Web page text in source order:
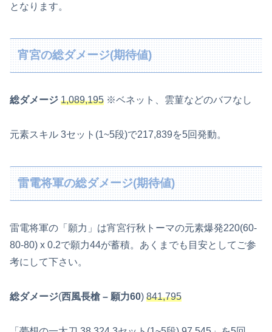
となります。
宵宮の総ダメージ(期待値)
総ダメージ 1,089,195 ※ベネット、雲菫などのバフなし
元素スキル 3セット(1~5段)で217,839を5回発動。
雷電将軍の総ダメージ(期待値)
雷電将軍の「願力」は宵宮行秋トーマの元素爆発220(60-
80-80) x 0.2で願力44が蓄積。あくまでも目安としてご参
考にして下さい。
総ダメージ(西風長槍 – 願力60) 841,795